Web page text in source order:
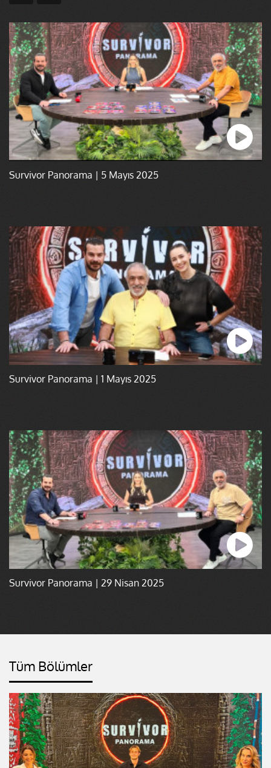
Survivor Panorama | 5 Mayıs 2025
Survivor Panorama | 1 Mayıs 2025
Survivor Panorama | 29 Nisan 2025
Tüm Bölümler